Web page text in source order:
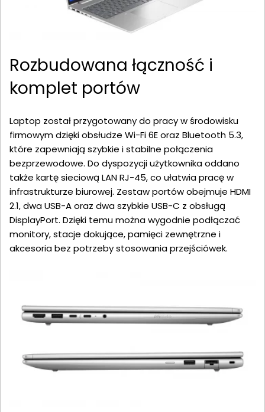
Rozbudowana łączność i
komplet portów
Laptop został przygotowany do pracy w środowisku
firmowym dzięki obsłudze Wi-Fi 6E oraz Bluetooth 5.3,
które zapewniają szybkie i stabilne połączenia
bezprzewodowe. Do dyspozycji użytkownika oddano
także kartę sieciową LAN RJ-45, co ułatwia pracę w
infrastrukturze biurowej. Zestaw portów obejmuje HDMI
2.1, dwa USB-A oraz dwa szybkie USB-C z obsługą
DisplayPort. Dzięki temu można wygodnie podłączać
monitory, stacje dokujące, pamięci zewnętrzne i
akcesoria bez potrzeby stosowania przejściówek.